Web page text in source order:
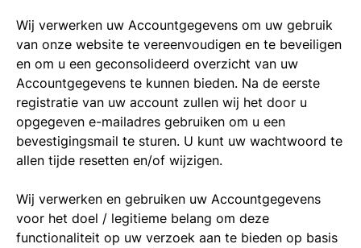
Wij verwerken uw Accountgegevens om uw gebruik
van onze website te vereenvoudigen en te beveiligen
en om u een geconsolideerd overzicht van uw
Accountgegevens te kunnen bieden. Na de eerste
registratie van uw account zullen wij het door u
opgegeven e-mailadres gebruiken om u een
bevestigingsmail te sturen. U kunt uw wachtwoord te
allen tijde resetten en/of wijzigen.
Wij verwerken en gebruiken uw Accountgegevens
voor het doel / legitieme belang om deze
functionaliteit op uw verzoek aan te bieden op basis